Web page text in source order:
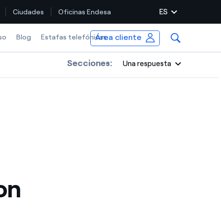
Ciudades Oficinas Endesa ES
Blog Estafas telefónicasÁrea cliente
Secciones: Una respuesta